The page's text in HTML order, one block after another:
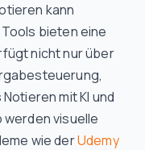
kann
bieten eine
nicht nur über
mit KI und
visuelle
wie derUdemy